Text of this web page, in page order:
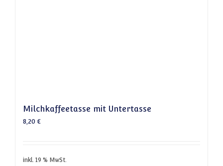
Milchkaffeetasse mit Untertasse
8,20 €
inkl. 19 % MwSt.